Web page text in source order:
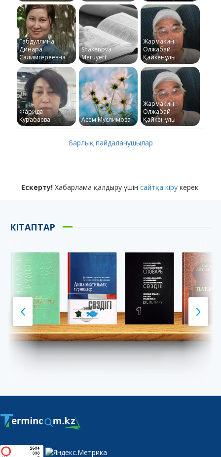
Габдуллина
Динара
Салимгереевна
Shakenova
Meruyert
Жармакин
Олжабай
Қайкенұлы
Фарида
Курабаева
Асем Муслимова
Жармакин
Олжабай
Қайкенұлы
Барлық пайдаланушылар
Ескерту! Хабарлама қалдыру үшін сайтқа кіру керек.
КІТАПТАР